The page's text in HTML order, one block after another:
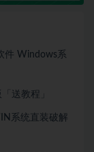
件 Windows系
送教程」
系统直装破解